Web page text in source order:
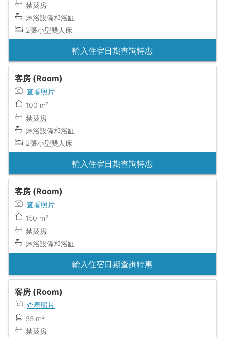
禁菸房
淋浴設備和浴缸
2張小型雙人床
輸入住宿日期查詢特惠
客房 (Room)
查看照片
100 m²
禁菸房
淋浴設備和浴缸
2張小型雙人床
輸入住宿日期查詢特惠
客房 (Room)
查看照片
150 m²
禁菸房
淋浴設備和浴缸
輸入住宿日期查詢特惠
客房 (Room)
查看照片
55 m²
禁菸房